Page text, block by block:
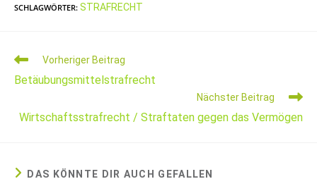
SCHLAGWÖRTER: STRAFRECHT
Vorheriger Beitrag
Betäubungsmittelstrafrecht
Nächster Beitrag
Wirtschaftsstrafrecht / Straftaten gegen das Vermögen
DAS KÖNNTE DIR AUCH GEFALLEN